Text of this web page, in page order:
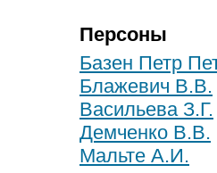
Персоны
Базен Петр
Блажевич В.В.
Васильева З.Г.
Демченко В.В.
Мальте А.И.